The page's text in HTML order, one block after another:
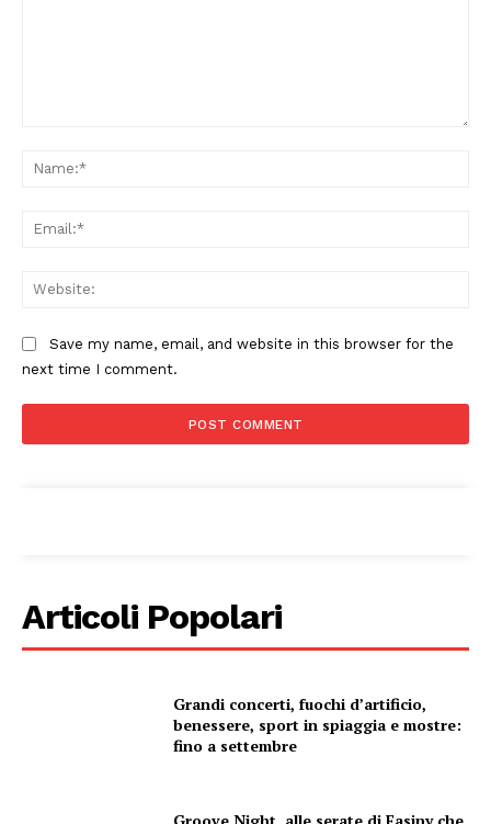
Save my name, email, and website in this browser for the
next time I comment.
Articoli Popolari
Grandi concerti, fuochi d’artificio,
benessere, sport in spiaggia e mostre:
fino a settembre